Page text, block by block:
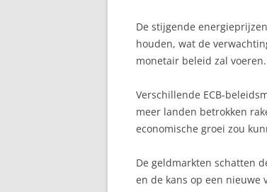
De stijgende
houden, wat de
monetair beleid zal voeren.
Verschillende ECB-
meer landen betrokken
economische groei zou
De geldmarkten schatten
en de kans op een nieuwe